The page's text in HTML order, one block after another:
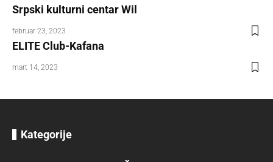
Srpski kulturni centar Wil
februar 23, 2023
ELITE Club-Kafana
mart 14, 2023
Kategorije